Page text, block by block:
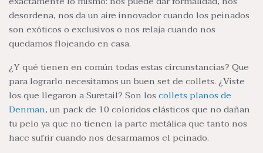
desordena, nos da un aire innovador cuando los peinados
son exóticos o exclusivos o nos relaja cuando nos
quedamos flojeando en casa.
¿Y qué tienen en común todas estas circunstancias? Que
para lograrlo necesitamos un buen set de collets. ¿Viste
los que llegaron a Suretail? Son loscollets planos de
Denman, un pack de 10 coloridos elásticos que no dañan
tu pelo ya que no tienen la parte metálica que tanto nos
hace sufrir cuando nos desarmamos el peinado.